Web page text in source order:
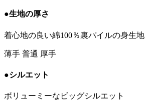
●生地の厚さ
着心地の良い綿100％裏パイルの身生地
薄手 普通 厚手
●シルエット
ボリューミーなビッグシルエット